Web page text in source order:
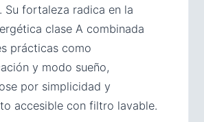
Su fortaleza radica en la
clase A combinada
prácticas como
y modo sueño,
por simplicidad y
accesible con filtro lavable.